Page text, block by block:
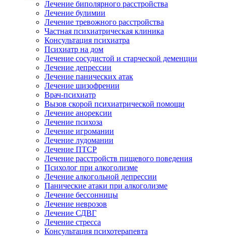
Лечение биполярного расстройства
Лечение булимии
Лечение тревожного расстройства
Частная психиатрическая клиника
Консультация психиатра
Психиатр на дом
Лечение сосудистой и старческой деменции
Лечение депрессии
Лечение панических атак
Лечение шизофрении
Врач-психиатр
Вызов скорой психиатрической помощи
Лечение анорексии
Лечение психоза
Лечение игромании
Лечение лудомании
Лечение ПТСР
Лечение расстройств пищевого поведения
Психолог при алкоголизме
Лечение алкогольной депрессии
Панические атаки при алкоголизме
Лечение бессонницы
Лечение неврозов
Лечение СДВГ
Лечение стресса
Консультация психотерапевта